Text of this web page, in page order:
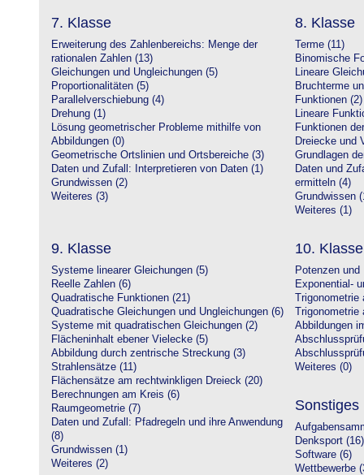
7. Klasse
Erweiterung des Zahlenbereichs: Menge der
rationalen Zahlen (13)
Gleichungen und Ungleichungen (5)
Proportionalitäten (5)
Parallelverschiebung (4)
Drehung (1)
Lösung geometrischer Probleme mithilfe von
Abbildungen (0)
Geometrische Ortslinien und Ortsbereiche (3)
Daten und Zufall: Interpretieren von Daten (1)
Grundwissen (2)
Weiteres (3)
8. Klasse
Terme (11)
Binomische
Lineare
Bruchterme
Funktionen (2)
Lineare
Funktionen
Dreiecke und
Grundlagen
Daten und
ermitteln (4)
Grundwissen
Weiteres (1)
9. Klasse
Systeme linearer Gleichungen (5)
Reelle Zahlen (6)
Quadratische Funktionen (21)
Quadratische Gleichungen und Ungleichungen (6)
Systeme mit quadratischen Gleichungen (2)
Flächeninhalt ebener Vielecke (5)
Abbildung durch zentrische Streckung (3)
Strahlensätze (11)
Flächensätze am rechtwinkligen Dreieck (20)
Berechnungen am Kreis (6)
Raumgeometrie (7)
Daten und Zufall: Pfadregeln und ihre Anwendung
(8)
Grundwissen (1)
Weiteres (2)
10. Klasse
Potenzen
Exponential-
Abbildungen
Weiteres (0)
Sonstiges
Denksport (16)
Software (6)
Wettbewerbe